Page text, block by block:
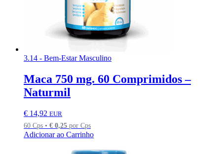
3.14 - Bem-Estar Masculino
Maca 750 mg. 60 Comprimidos –
Naturmil
€ 14,92 EUR
60 Cps • € 0,25 por Cps
Adicionar ao Carrinho